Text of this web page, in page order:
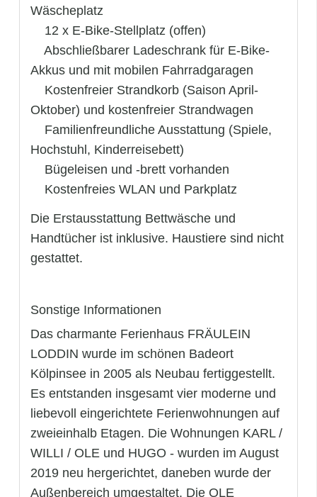
Wäscheplatz
 12 x E-Bike-Stellplatz (offen)
 Abschließbarer Ladeschrank für E-Bike-
Akkus und mit mobilen Fahrradgaragen
 Kostenfreier Strandkorb (Saison April-
Oktober) und kostenfreier Strandwagen
 Familienfreundliche Ausstattung (Spiele,
Hochstuhl, Kinderreisebett)
 Bügeleisen und -brett vorhanden
 Kostenfreies WLAN und Parkplatz
Die Erstausstattung Bettwäsche und
Handtücher ist inklusive. Haustiere sind nicht
gestattet.
Sonstige Informationen
Das charmante Ferienhaus FRÄULEIN
LODDIN wurde im schönen Badeort
Kölpinsee in 2005 als Neubau fertiggestellt.
Es entstanden insgesamt vier moderne und
liebevoll eingerichtete Ferienwohnungen auf
zweieinhalb Etagen. Die Wohnungen KARL /
WILLI / OLE und HUGO - wurden im August
2019 neu hergerichtet, daneben wurde der
Außenbereich umgestaltet. Die OLE